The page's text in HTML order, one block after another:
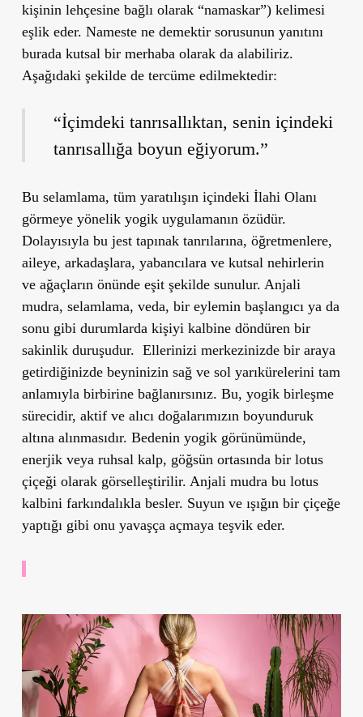
kişinin lehçesine bağlı olarak “namaskar”) kelimesi
eşlik eder. Nameste ne demektir sorusunun yanıtını
burada kutsal bir merhaba olarak da alabiliriz.
Aşağıdaki şekilde de tercüme edilmektedir:
“İçimdeki tanrısallıktan, senin içindeki
tanrısallığa boyun eğiyorum.”
Bu selamlama, tüm yaratılışın içindeki İlahi Olanı
görmeye yönelik yogik uygulamanın özüdür.
Dolayısıyla bu jest tapınak tanrılarına, öğretmenlere,
aileye, arkadaşlara, yabancılara ve kutsal nehirlerin
ve ağaçların önünde eşit şekilde sunulur. Anjali
mudra, selamlama, veda, bir eylemin başlangıcı ya da
sonu gibi durumlarda kişiyi kalbine döndüren bir
sakinlik duruşudur. Ellerinizi merkezinizde bir araya
getirdiğinizde beyninizin sağ ve sol yarıkürelerini tam
anlamıyla birbirine bağlanırsınız. Bu, yogik birleşme
sürecidir, aktif ve alıcı doğalarımızın boyunduruk
altına alınmasıdır. Bedenin yogik görünümünde,
enerjik veya ruhsal kalp, göğsün ortasında bir lotus
çiçeği olarak görselleştirilir. Anjali mudra bu lotus
kalbini farkındalıkla besler. Suyun ve ışığın bir çiçeğe
yaptığı gibi onu yavaşça açmaya teşvik eder.